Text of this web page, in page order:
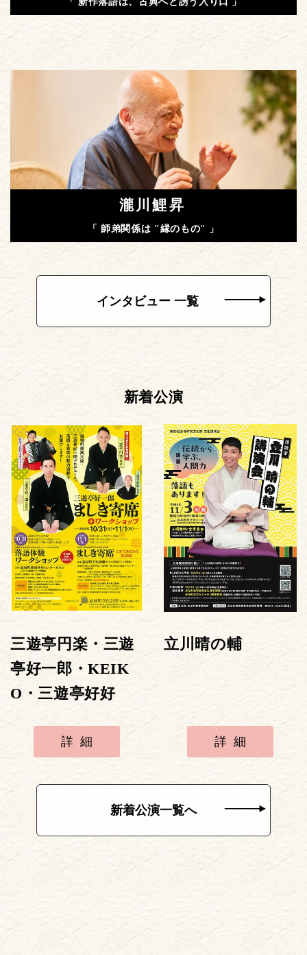
瀧川鯉昇
「 師弟関係は "縁のもの" 」
インタビュー 一覧
新着公演
三遊亭円楽・三遊
亭好一郎・KEIK
O・三遊亭好好
詳細
立川晴の輔
詳細
新着公演一覧へ